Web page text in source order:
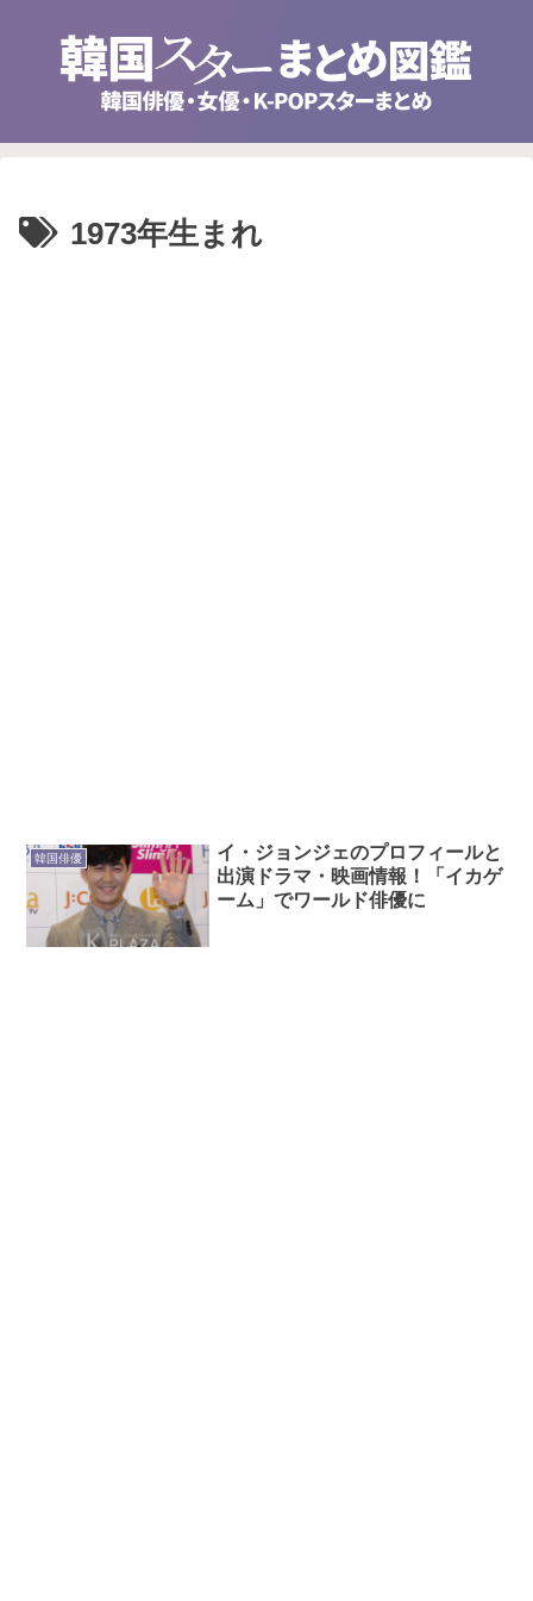
1973年生まれ
韓国俳優
イ・ジョンジェのプロフィールと
出演ドラマ・映画情報！「イカゲ
ーム」でワールド俳優に